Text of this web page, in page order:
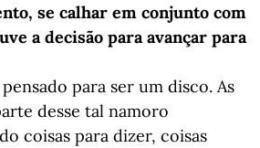
se calhar em conjunto com
a decisão para avançar para
para ser um disco. As
desse tal namoro
coisas para dizer, coisas